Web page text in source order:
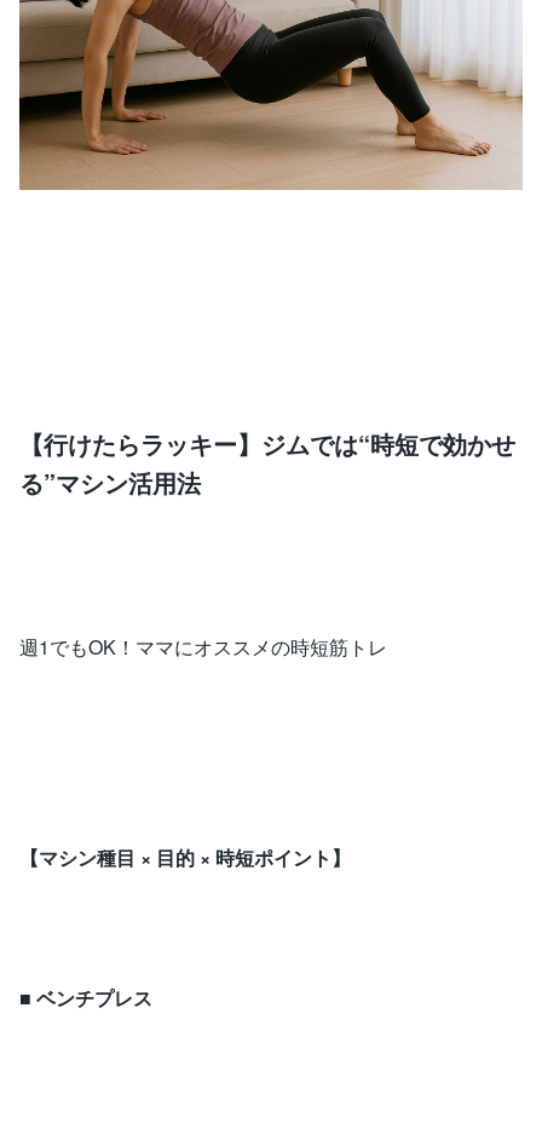
【行けたらラッキー】ジムでは“時短で効かせ
る”マシン活用法
週1でもOK！ママにオススメの時短筋トレ
【マシン種目 × 目的 × 時短ポイント】
■ ベンチプレス